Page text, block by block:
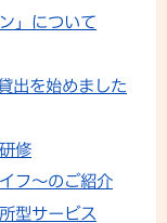
」について
出を始めました
修
フ～のご紹介
型サービス